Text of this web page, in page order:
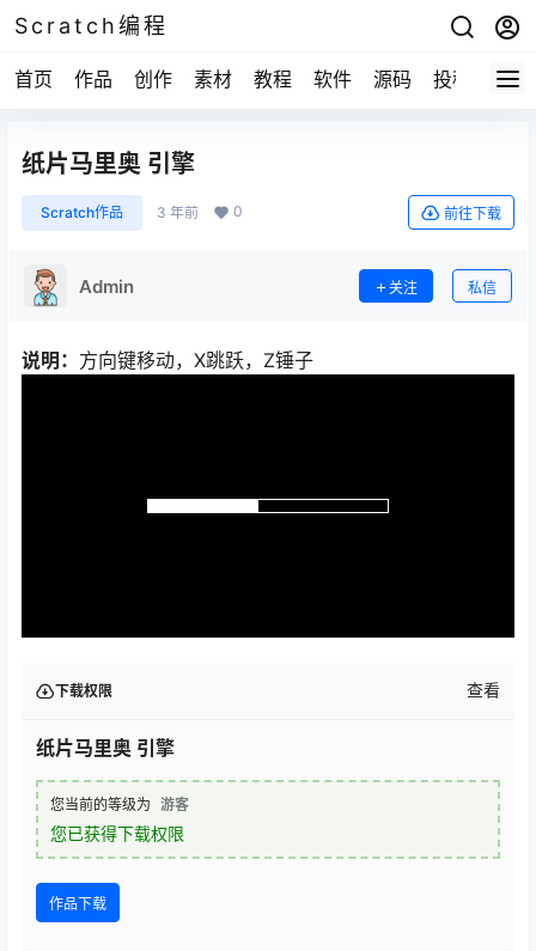
Scratch编程
首页 作品 创作 素材 教程 软件 源码 投稿 关于
纸片马里奥 引擎
Scratch作品 3 年前 0 前往下载
Admin 关注 私信
说明： 方向键移动，X跳跃，Z锤子
下载权限 查看
纸片马里奥 引擎
您当前的等级为 游客
您已获得下载权限
作品下载